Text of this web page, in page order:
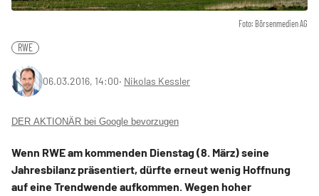
Foto: Börsenmedien AG
RWE
06.03.2016, 14:00‧ Nikolas Kessler
DER AKTIONÄR bei Google bevorzugen
Wenn RWE am kommenden Dienstag (8. März) seine
Jahresbilanz präsentiert, dürfte erneut wenig Hoffnung
auf eine Trendwende aufkommen. Wegen hoher